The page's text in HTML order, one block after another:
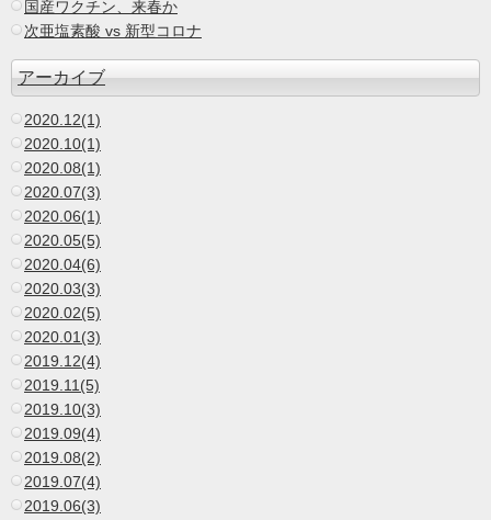
国産ワクチン、来春か
次亜塩素酸 vs 新型コロナ
アーカイブ
2020.12(1)
2020.10(1)
2020.08(1)
2020.07(3)
2020.06(1)
2020.05(5)
2020.04(6)
2020.03(3)
2020.02(5)
2020.01(3)
2019.12(4)
2019.11(5)
2019.10(3)
2019.09(4)
2019.08(2)
2019.07(4)
2019.06(3)